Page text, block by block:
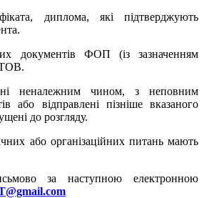
диплома, які підтверджують
документів ФОП (із зазначенням
ТОВ.
неналежним чином, з неповним
або відправлені пізніше вказаного
до розгляду.
або організаційних питань мають
за наступною електронною